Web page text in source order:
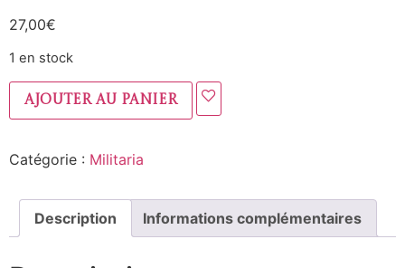
27,00€
1 en stock
Ajouter au panier
Catégorie : Militaria
Description Informations complémentaires